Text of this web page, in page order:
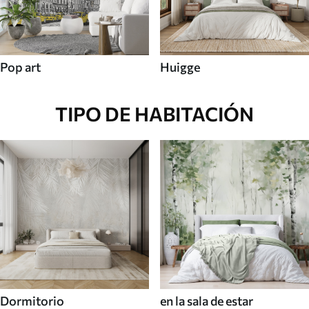
Pop art Huigge
TIPO DE HABITACIÓN
Dormitorio en la sala de estar